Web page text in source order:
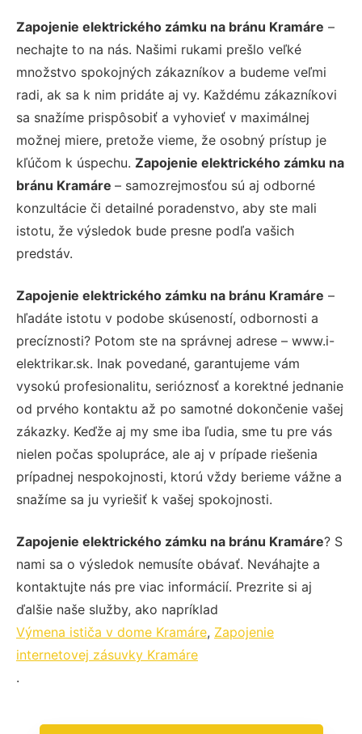
Zapojenie elektrického zámku na bránu Kramáre –
nechajte to na nás. Našimi rukami prešlo veľké
množstvo spokojných zákazníkov a budeme veľmi
radi, ak sa k nim pridáte aj vy. Každému zákazníkovi
sa snažíme prispôsobiť a vyhovieť v maximálnej
možnej miere, pretože vieme, že osobný prístup je
kľúčom k úspechu. Zapojenie elektrického zámku na
bránu Kramáre – samozrejmosťou sú aj odborné
konzultácie či detailné poradenstvo, aby ste mali
istotu, že výsledok bude presne podľa vašich
predstáv.
Zapojenie elektrického zámku na bránu Kramáre –
hľadáte istotu v podobe skúseností, odbornosti a
precíznosti? Potom ste na správnej adrese – www.i-
elektrikar.sk. Inak povedané, garantujeme vám
vysokú profesionalitu, serióznosť a korektné jednanie
od prvého kontaktu až po samotné dokončenie vašej
zákazky. Keďže aj my sme iba ľudia, sme tu pre vás
nielen počas spolupráce, ale aj v prípade riešenia
prípadnej nespokojnosti, ktorú vždy berieme vážne a
snažíme sa ju vyriešiť k vašej spokojnosti.
Zapojenie elektrického zámku na bránu Kramáre? S
nami sa o výsledok nemusíte obávať. Neváhajte a
kontaktujte nás pre viac informácií. Prezrite si aj
ďalšie naše služby, ako napríklad
Výmena ističa v dome Kramáre, Zapojenie
internetovej zásuvky Kramáre
.